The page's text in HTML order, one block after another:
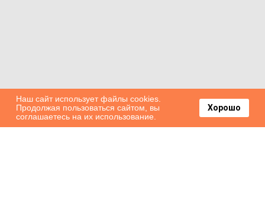
Наш сайт использует файлы cookies.
Продолжая пользоваться сайтом, вы
соглашаетесь на их использование.
Хорошо